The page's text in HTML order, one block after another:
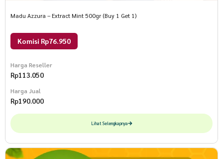
Madu Azzura – Extract Mint 500gr (Buy 1 Get 1)
Komisi Rp76.950
Harga Reseller
Rp113.050
Harga Jual
Rp190.000
Lihat Selengkapnya